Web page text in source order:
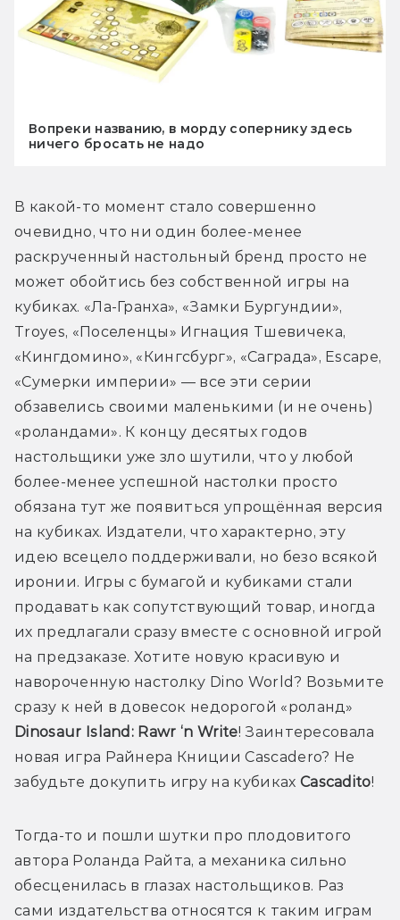
Вопреки названию, в морду сопернику здесь
ничего бросать не надо
В какой-то момент стало совершенно
очевидно, что ни один более-менее
раскрученный настольный бренд просто не
может обойтись без собственной игры на
кубиках. «Ла-Гранха», «Замки Бургундии»,
Troyes, «Поселенцы» Игнация Тшевичека,
«Кингдомино», «Кингсбург», «Саграда», Escape,
«Сумерки империи» — все эти серии
обзавелись своими маленькими (и не очень)
«роландами». К концу десятых годов
настольщики уже зло шутили, что у любой
более-менее успешной настолки просто
обязана тут же появиться упрощённая версия
на кубиках. Издатели, что характерно, эту
идею всецело поддерживали, но безо всякой
иронии. Игры с бумагой и кубиками стали
продавать как сопутствующий товар, иногда
их предлагали сразу вместе с основной игрой
на предзаказе. Хотите новую красивую и
навороченную настолку Dino World? Возьмите
Dinosaur Island: Rawr ‘n Write! Заинтересовала
новая игра Райнера Книции Cascadero? Не
забудьте докупить игру на кубиках Cascadito!
Тогда-то и пошли шутки про плодовитого
автора Роланда Райта, а механика сильно
обесценилась в глазах настольщиков. Раз
сами издательства относятся к таким играм